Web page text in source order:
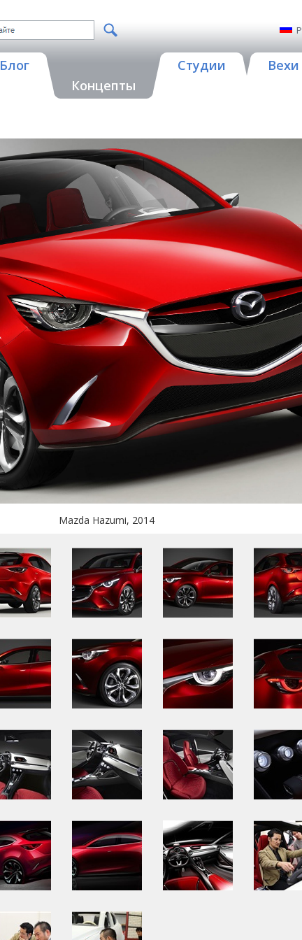
Блог
Концепты
Студии Вехи
Mazda Hazumi, 2014